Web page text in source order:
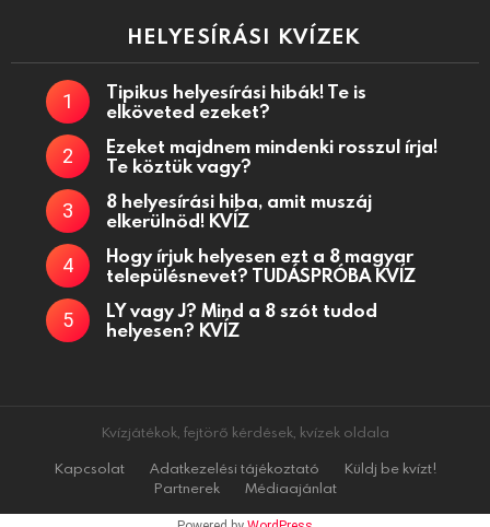
HELYESÍRÁSI KVÍZEK
Tipikus helyesírási hibák! Te is
elköveted ezeket?
Ezeket majdnem mindenki rosszul írja!
Te köztük vagy?
8 helyesírási hiba, amit muszáj
elkerülnöd! KVÍZ
Hogy írjuk helyesen ezt a 8 magyar
településnevet? TUDÁSPRÓBA KVÍZ
LY vagy J? Mind a 8 szót tudod
helyesen? KVÍZ
Kvízjátékok, fejtörő kérdések, kvízek oldala
Kapcsolat
Adatkezelési tájékoztató
Küldj be kvízt!
Partnerek
Médiaajánlat